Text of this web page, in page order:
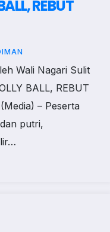
REBUT
Wali Nagari Sulit
BALL, REBUT
– Peserta
putri,